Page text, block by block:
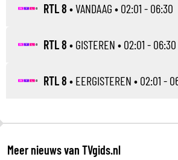
RTL 8 •VANDAAG • 02:01 - 06:30
RTL 8 • GISTEREN • 02:01 - 06:30
RTL 8 • EERGISTEREN • 02:01 -
Meer nieuws van TVgids.nl